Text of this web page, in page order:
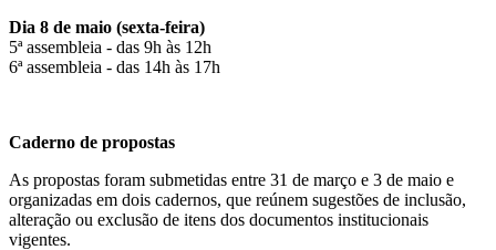
Dia 8 de maio (sexta-feira)
5ª assembleia - das 9h às 12h
6ª assembleia - das 14h às 17h
Caderno de propostas
As propostas foram submetidas entre 31 de março e 3 de maio e
organizadas em dois cadernos, que reúnem sugestões de inclusão,
alteração ou exclusão de itens dos documentos institucionais
vigentes.